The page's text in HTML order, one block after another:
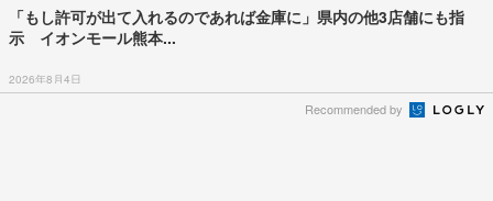
「もし許可が出て入れるのであれば金庫に」県内の他3店舗にも指
示 イオンモール熊本...
2026年8月4日
Recommended by